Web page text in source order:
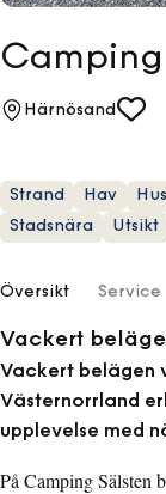
Camping
Härnösand
Strand Hav
Stadsnära
Utsikt
Översikt Service
Vackert
Vackert belägen
Västernorrland
upplevelse med
På Camping Sälsten